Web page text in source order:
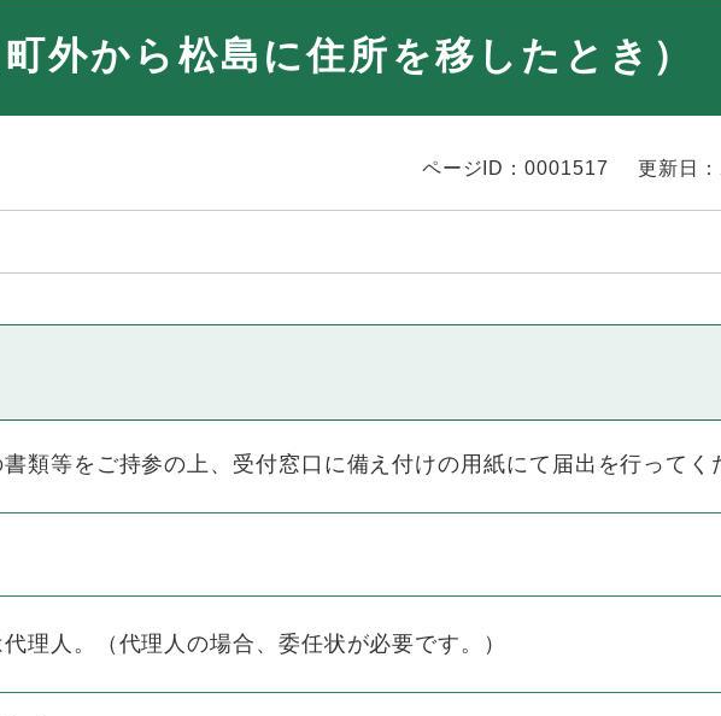
外から松島に住所を移したとき）
ページID：0001517 更新日
類等をご持参の上、受付窓口に備え付けの用紙にて届出を行ってく
理人。（代理人の場合、委任状が必要です。）